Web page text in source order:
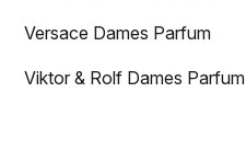
Versace Dames Parfum
Viktor & Rolf Dames Parfum